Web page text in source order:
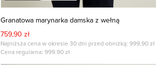
Granatowa marynarka damska z wełną
759,90 zł
Najniższa cena w okresie 30 dni przed obniżką: 999,90 zł
Cena regularna: 999.90zł